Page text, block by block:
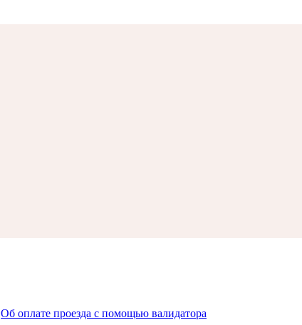
Об оплате проезда с помощью валидатора